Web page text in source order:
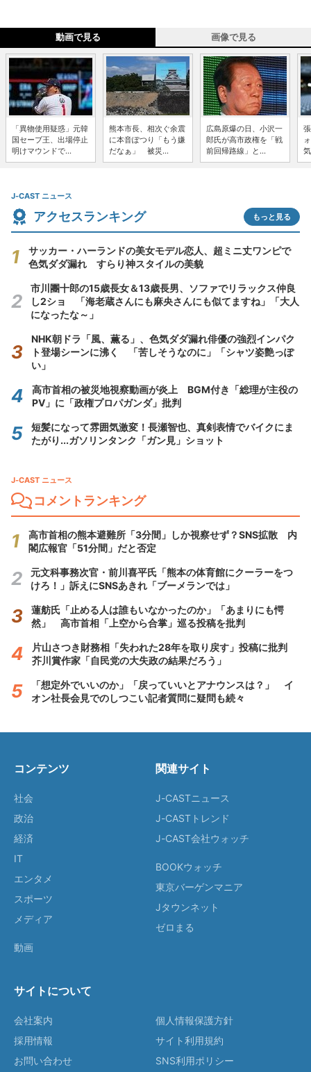
動画で見る 画像で見る
「異物使用疑惑」元韓
国セーブ王、出場停止
明けマウンドで...
熊本市長、相次ぐ余震
に本音ぽつり「もう嫌
だなぁ」 被災...
広島原爆の日、小沢一
郎氏が高市政権を「戦
前回帰路線」と...
J-CAST ニュース
アクセスランキング もっと見る
サッカー・ハーランドの美女モデル恋人、超ミニ丈ワンピで
色気ダダ漏れ すらり神スタイルの美貌
市川團十郎の15歳長女＆13歳長男、ソファでリラックス仲良
し2ショ 「海老蔵さんにも麻央さんにも似てますね」「大人
になったな～」
NHK朝ドラ「風、薫る」、色気ダダ漏れ俳優の強烈インパク
ト登場シーンに沸く 「苦しそうなのに」「シャツ姿艶っぽ
い」
高市首相の被災地視察動画が炎上 BGM付き「総理が主役の
PV」に「政権プロパガンダ」批判
短髪になって雰囲気激変！長瀬智也、真剣表情でバイクにま
たがり...ガソリンタンク「ガン見」ショット
J-CAST ニュース
コメントランキング
高市首相の熊本避難所「3分間」しか視察せず？SNS拡散 内
閣広報官「51分間」だと否定
元文科事務次官・前川喜平氏「熊本の体育館にクーラーをつ
けろ！」訴えにSNSあきれ「ブーメランでは」
蓮舫氏「止める人は誰もいなかったのか」「あまりにも愕
然」 高市首相「上空から合掌」巡る投稿を批判
片山さつき財務相「失われた28年を取り戻す」投稿に批判
芥川賞作家「自民党の大失政の結果だろう」
「想定外でいいのか」「戻っていいとアナウンスは？」 イ
オン社長会見でのしつこい記者質問に疑問も続々
コンテンツ
社会
政治
経済
IT
エンタメ
スポーツ
メディア
動画
関連サイト
J-CASTニュース
J-CASTトレンド
J-CAST会社ウォッチ
BOOKウォッチ
東京バーゲンマニア
Jタウンネット
ゼロまる
サイトについて
会社案内
採用情報
お問い合わせ
個人情報保護方針
サイト利用規約
SNS利用ポリシー